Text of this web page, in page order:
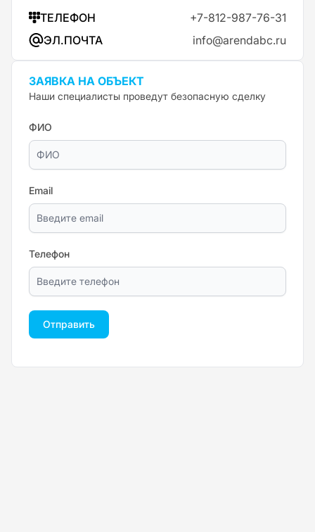
ТЕЛЕФОН
+7-812-987-76-31
ЭЛ.ПОЧТА
info@arendabc.ru
ЗАЯВКА НА ОБЪЕКТ
Наши специалисты проведут безопасную сделку
ФИО
Email
Телефон
Отправить